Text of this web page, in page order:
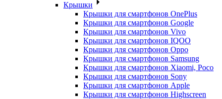
Крышки
Крышки для смартфонов OnePlus
Крышки для смартфонов Google
Крышки для смартфонов Vivo
Крышки для смартфонов IQOO
Крышки для смартфонов Oppo
Крышки для смартфонов Samsung
Крышки для смартфонов Xiaomi, Poco
Крышки для смартфонов Sony
Крышки для смартфонов Apple
Крышки для смартфонов Highscreen